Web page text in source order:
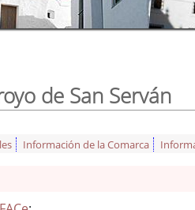
de San Serván
Información de la Comarca